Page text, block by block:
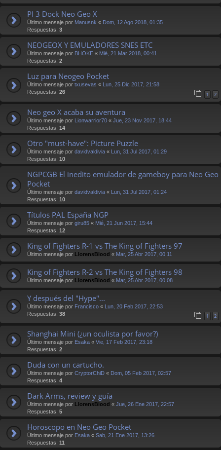
PI 3 Dock Neo Geo X
Último mensaje por Manusnk « Dom, 12 Ago 2018, 01:35
Respuestas: 3
NEOGEOX Y EMULADORES SNES ETC
Último mensaje por BHOKE « Mié, 21 Mar 2018, 00:41
Respuestas: 2
Luz para Neogeo Pocket
Último mensaje por txusevas « Lun, 25 Dic 2017, 21:58
Respuestas: 26 1 2
Neo geo X acaba su aventura
Último mensaje por Lionwarrior70 « Jue, 23 Nov 2017, 18:44
Respuestas: 14
Otro "must-have": Picture Puzzle
Último mensaje por davidvaldivia « Lun, 31 Jul 2017, 01:29
Respuestas: 10
NGPCGB El inedito emulador de gameboy para Neo Geo
Pocket
Último mensaje por davidvaldivia « Lun, 31 Jul 2017, 01:24
Respuestas: 10
Títulos PAL España NGP
Último mensaje por giru85 « Mié, 21 Jun 2017, 15:44
Respuestas: 12
King of Fighters R-1 vs The King of Fighters 97
Último mensaje por LlorensBlood « Mar, 25 Abr 2017, 00:11
King of Fighters R-2 vs The King of Fighters 98
Último mensaje por LlorensBlood « Mar, 25 Abr 2017, 00:08
Y después del "Hype"...
Último mensaje por Francisco « Lun, 20 Feb 2017, 22:53
Respuestas: 38 1 2
Shanghai Mini (¿un oculista por favor?)
Último mensaje por Esaka « Vie, 17 Feb 2017, 23:18
Respuestas: 2
Duda con un cartucho.
Último mensaje por CryptorChiD « Dom, 05 Feb 2017, 02:57
Respuestas: 4
Dark Arms, review y guía
Último mensaje por LlorensBlood « Jue, 26 Ene 2017, 22:57
Respuestas: 5
Horoscopo en Neo Geo Pocket
Último mensaje por Esaka « Sab, 21 Ene 2017, 13:26
Respuestas: 11